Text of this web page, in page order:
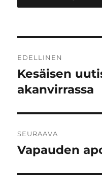
selaus
EDELLINEN
Edellinen
artikkeli:
Kesäisen
akanvirrassa
SEURAAVA
Seuraava
Vapauden